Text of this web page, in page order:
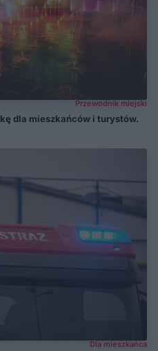
Przewodnik miejski
dla mieszkańców i turystów.
Dla mieszkańca